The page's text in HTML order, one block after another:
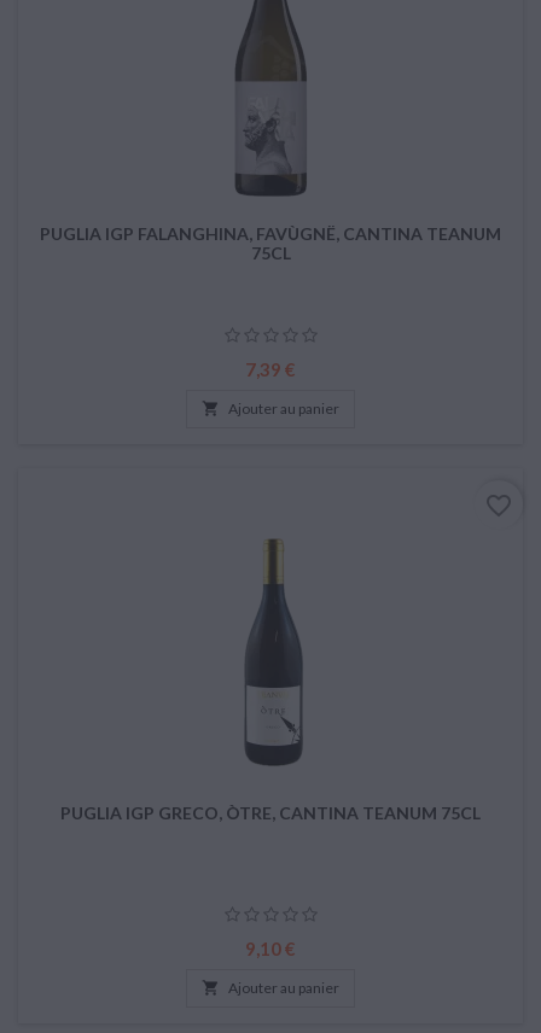
PUGLIA IGP FALANGHINA, FAVÙGNË, CANTINA TEANUM
75CL
Prix
7,39 €
 Ajouter au panier
PUGLIA IGP GRECO, ÒTRE, CANTINA TEANUM 75CL
Prix
9,10 €
 Ajouter au panier
favorite_border